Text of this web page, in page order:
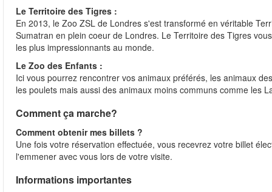
Le Territoire des Tigres :
En 2013, le Zoo ZSL de Londres s'est transformé en véritable
Sumatran en plein coeur de Londres. Le Territoire des Tigres
les plus impressionnants au monde.
Le Zoo des Enfants :
Ici vous pourrez rencontrer vos animaux préférés, les animaux
les poulets mais aussi des animaux moins communs comme les
Comment ça marche?
Comment obtenir mes billets ?
Une fois votre réservation effectuée, vous recevrez votre billet
l'emmener avec vous lors de votre visite.
Informations importantes